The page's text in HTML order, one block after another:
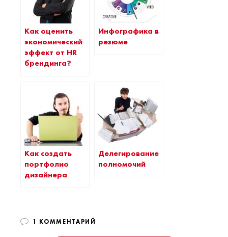
Как оценить
экономический
эффект от HR
брендинга?
Инфографика в
резюме
Как создать
портфолио
дизайнера
Делегирование
полномочий
1 КОММЕНТАРИЙ